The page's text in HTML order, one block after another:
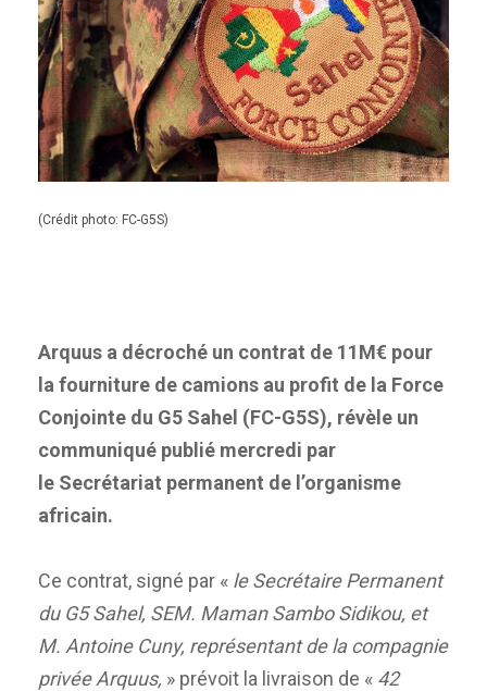
(Crédit photo: FC-G5S)
Arquus a décroché un contrat de 11M€ pour
la fourniture de camions au profit de la Force
Conjointe du G5 Sahel (FC-G5S), révèle un
communiqué publié mercredi par
le Secrétariat permanent de l’organisme
africain.
Ce contrat, signé par « le Secrétaire Permanent
du G5 Sahel, SEM. Maman Sambo Sidikou, et
M. Antoine Cuny, représentant de la compagnie
privée Arquus, » prévoit la livraison de « 42